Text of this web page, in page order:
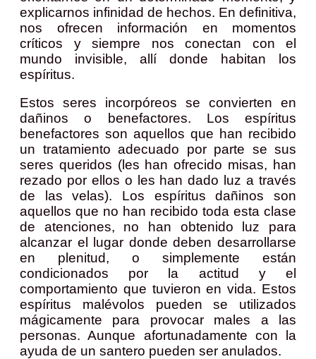
explicarnos infinidad de hechos. En definitiva,
nos ofrecen información en momentos
críticos y siempre nos conectan con el
mundo invisible, allí donde habitan los
espíritus.
Estos seres incorpóreos se convierten en
dañinos o benefactores. Los espíritus
benefactores son aquellos que han recibido
un tratamiento adecuado por parte se sus
seres queridos (les han ofrecido misas, han
rezado por ellos o les han dado luz a través
de las velas). Los espíritus dañinos son
aquellos que no han recibido toda esta clase
de atenciones, no han obtenido luz para
alcanzar el lugar donde deben desarrollarse
en plenitud, o simplemente están
condicionados por la actitud y el
comportamiento que tuvieron en vida. Estos
espíritus malévolos pueden se utilizados
mágicamente para provocar males a las
personas. Aunque afortunadamente con la
ayuda de un santero pueden ser anulados.